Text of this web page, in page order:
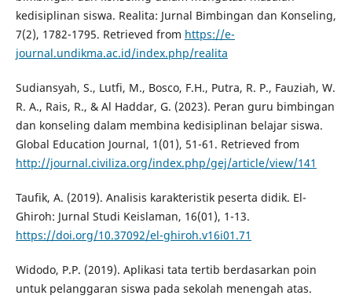
kedisiplinan siswa. Realita: Jurnal Bimbingan dan Konseling,
7(2), 1782-1795. Retrieved from https://e-
journal.undikma.ac.id/index.php/realita
Sudiansyah, S., Lutfi, M., Bosco, F.H., Putra, R. P., Fauziah, W.
R. A., Rais, R., & Al Haddar, G. (2023). Peran guru bimbingan
dan konseling dalam membina kedisiplinan belajar siswa.
Global Education Journal, 1(01), 51-61. Retrieved from
http://journal.civiliza.org/index.php/gej/article/view/141
Taufik, A. (2019). Analisis karakteristik peserta didik. El-
Ghiroh: Jurnal Studi Keislaman, 16(01), 1-13.
https://doi.org/10.37092/el-ghiroh.v16i01.71
Widodo, P.P. (2019). Aplikasi tata tertib berdasarkan poin
untuk pelanggaran siswa pada sekolah menengah atas.